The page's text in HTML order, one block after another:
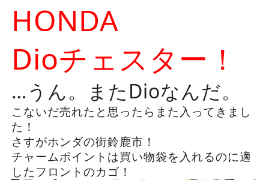
HONDA
Dioチェスター！
…うん。またDioなんだ。
こないだ売れたと思ったらまた入ってきまし
た！
さすがホンダの街鈴鹿市！
チャームポイントは買い物袋を入れるのに適
したフロントのカゴ！